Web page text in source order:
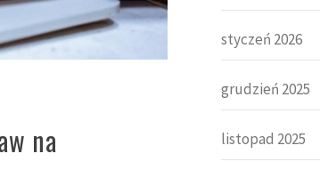
na
styczeń 2026
grudzień 2025
listopad 2025